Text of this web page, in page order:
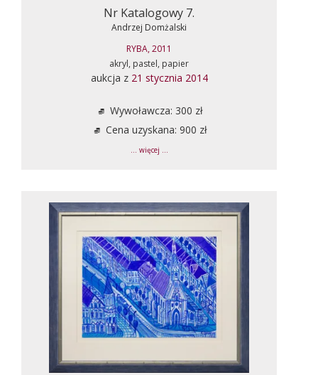
Nr Katalogowy 7.
Andrzej Domżalski
RYBA, 2011
akryl, pastel, papier
aukcja z 21 stycznia 2014
Wywoławcza: 300 zł
Cena uzyskana: 900 zł
... więcej ...